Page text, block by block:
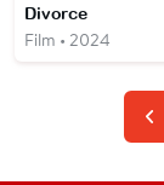
Divorce
Film • 2024